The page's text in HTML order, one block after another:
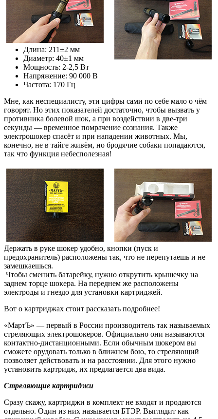
Длина: 211±2 мм
Диаметр: 40±1 мм
Мощность: 2-2,5 Вт
Напряжение: 90 000 В
Частота: 170 Гц
Мне, как неспециалисту, эти цифры сами по себе мало о чём
говорят. Но этих показателей достаточно, чтобы вызвать у
противника болевой шок, а при воздействии в две-три
секунды — временное помрачение сознания. Также
электрошокер спасёт и при нападении животных. Мы,
конечно, не в тайге живём, но бродячие собаки попадаются,
так что функция небесполезная!
Держать в руке шокер удобно, кнопки (пуск и
предохранитель) расположены так, что не перепутаешь и не
замешкаешься.
Чтобы сменить батарейку, нужно открутить крышечку на
заднем торце шокера. На переднем же расположены
электроды и гнездо для установки картриджей.
Вот о картриджах стоит рассказать подробнее!
«МартЪ» — первый в России производитель так называемых
стреляющих электрошокеров. Официально они называются
контактно-дистанционными. Если обычным шокером вы
сможете орудовать только в ближнем бою, то стреляющий
позволяет действовать и на расстоянии. Для этого нужно
установить картридж, их предлагается два вида.
Стреляющие картриджи
Сразу скажу, картриджи в комплект не входят и продаются
отдельно. Один из них называется БТЭР. Выглядит как